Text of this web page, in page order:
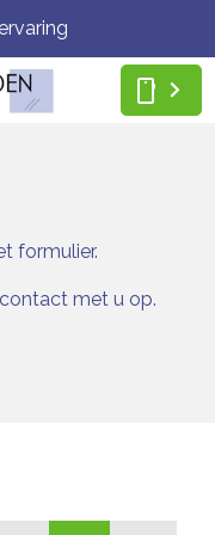
smartphone
formulier.
met u op.